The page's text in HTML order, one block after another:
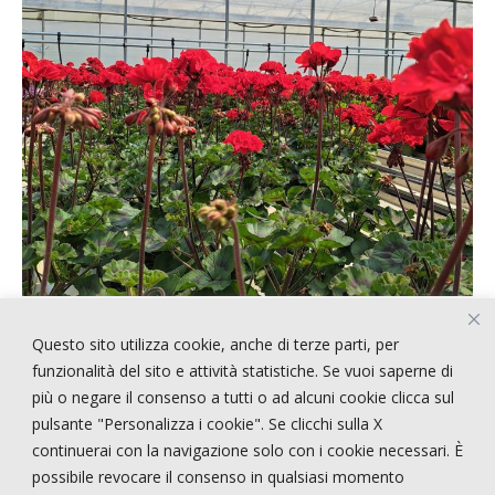
Questo sito utilizza cookie, anche di terze parti, per
funzionalità del sito e attività statistiche. Se vuoi saperne di
più o negare il consenso a tutti o ad alcuni cookie clicca sul
pulsante "Personalizza i cookie". Se clicchi sulla X
continuerai con la navigazione solo con i cookie necessari. È
possibile revocare il consenso in qualsiasi momento
ARTICOLI RECENTI
!!!!! CERCASI PERSONALE !!!!
STRANGE STYLE